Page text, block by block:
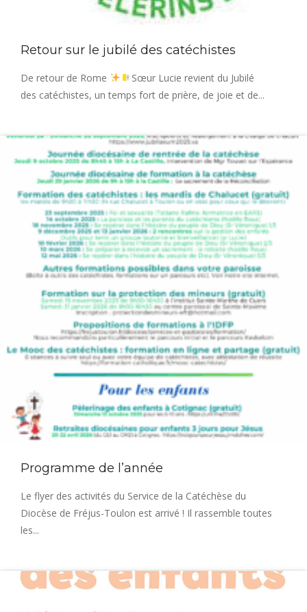
Retour sur le jubilé des catéchistes
De retour de Rome
Sœur Lucie revient du Jubilé
des catéchistes, un temps fort de prière, de joie et de...
Programme de l’année
Le flyer des activités du Service de la Catéchèse du
Diocèse de Fréjus-Toulon est arrivé ! Il rassemble toutes
les...